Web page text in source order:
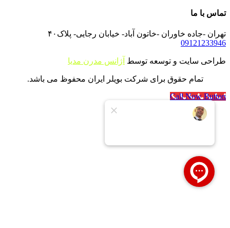
تماس با ما
تهران -جاده خاوران -خاتون آباد- خیابان رجایی- پلاک۴۰
09121233946
طراحی سایت و توسعه توسط آژانس مدرن مدیا
تمام حقوق برای شرکت بویلر ایران محفوظ می باشد.
Call Now Button